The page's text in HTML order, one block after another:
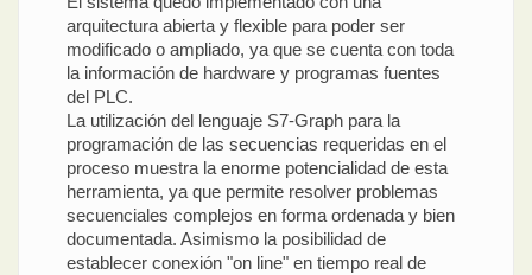
arquitectura abierta y flexible para poder ser
modificado o ampliado, ya que se cuenta con toda
la información de hardware y programas fuentes
del PLC.
La utilización del lenguaje S7-Graph para la
programación de las secuencias requeridas en el
proceso muestra la enorme potencialidad de esta
herramienta, ya que permite resolver problemas
secuenciales complejos en forma ordenada y bien
documentada. Asimismo la posibilidad de
establecer conexión "on line" en tiempo real de